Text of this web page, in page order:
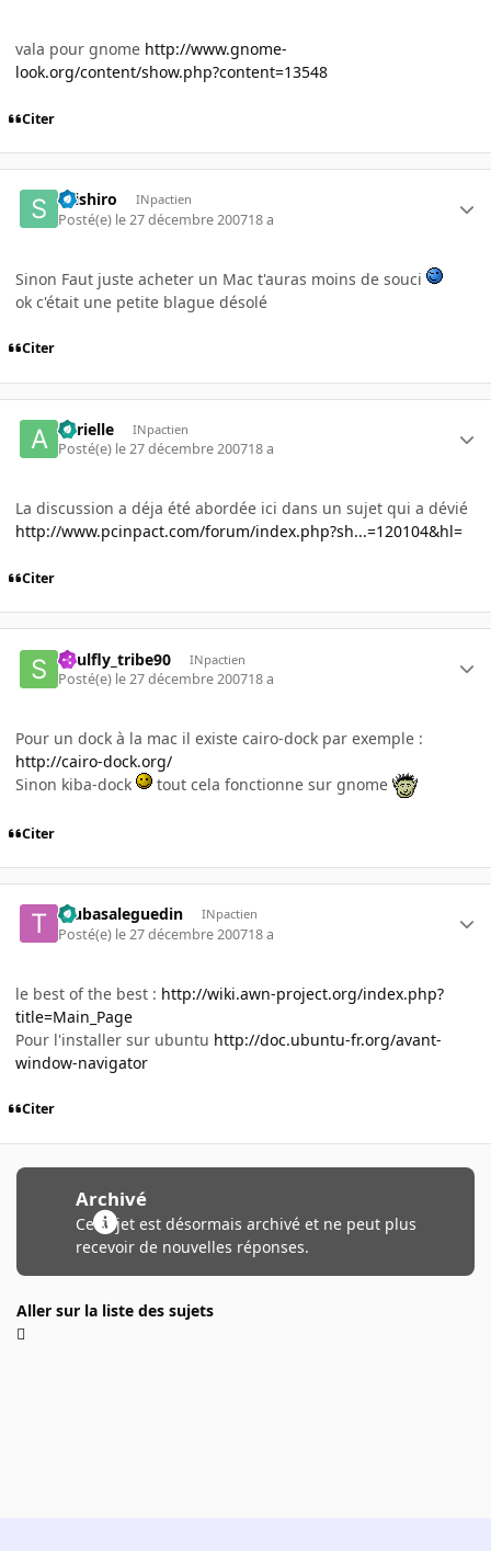
vala pour gnome http://www.gnome-
look.org/content/show.php?content=13548
Citer
seishiro INpactien
Posté(e) le 27 décembre 200718 a
Sinon Faut juste acheter un Mac t'auras moins de souci
ok c'était une petite blague désolé
Citer
aurielle INpactien
Posté(e) le 27 décembre 200718 a
La discussion a déja été abordée ici dans un sujet qui a dévié
http://www.pcinpact.com/forum/index.php?sh...=120104&hl=
Citer
Soulfly_tribe90 INpactien
Posté(e) le 27 décembre 200718 a
Pour un dock à la mac il existe cairo-dock par exemple :
http://cairo-dock.org/
Sinon kiba-dock
tout cela fonctionne sur gnome
Citer
tsubasaleguedin INpactien
Posté(e) le 27 décembre 200718 a
le best of the best : http://wiki.awn-project.org/index.php?
title=Main_Page
Pour l'installer sur ubuntu http://doc.ubuntu-fr.org/avant-
window-navigator
Citer
Archivé
Ce sujet est désormais archivé et ne peut plus
recevoir de nouvelles réponses.
Aller sur la liste des sujets